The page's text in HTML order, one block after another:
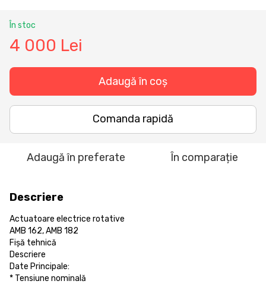
În stoc
4 000 Lei
Adaugă în coș
Comanda rapidă
Adaugă în preferate În comparație
Descriere
Actuatoare electrice rotative
AMB 162, AMB 182
Fișă tehnică
Descriere
Date Principale:
* Tensiune nominală